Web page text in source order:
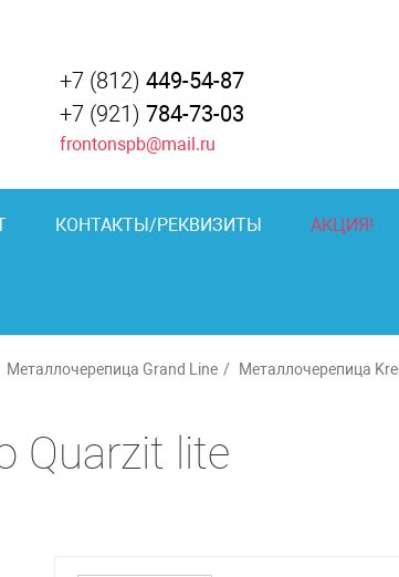
+7 (812) 449-54-87
+7 (921) 784-73-03
frontonspb@mail.ru
КОНТАКТЫ/РЕКВИЗИТЫ АКЦИЯ!
Металлочерепица Grand Line Металлочерепица
Quarzit lite